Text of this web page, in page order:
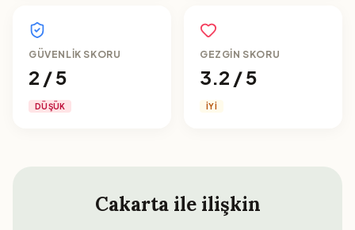
GÜVENLIK SKORU
2 / 5
DÜŞÜK
GEZGIN SKORU
3.2 / 5
İYI
Cakartaile ilişkin